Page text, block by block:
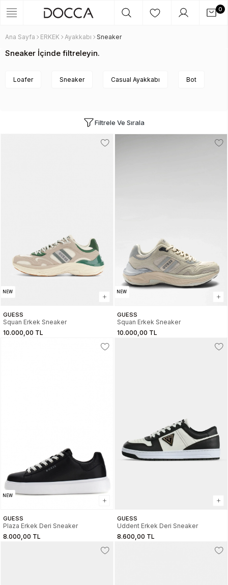
0
Ana Sayfa ERKEK Ayakkabı Sneaker
Sneaker İçinde filtreleyin.
Loafer Sneaker Casual Ayakkabı Bot
Filtrele Ve Sırala
NEW
GUESS
Squan Erkek Sneaker
10.000,00 TL
NEW
GUESS
Squan Erkek Sneaker
10.000,00 TL
NEW
GUESS
Plaza Erkek Deri Sneaker
8.000,00 TL
GUESS
Uddent Erkek Deri Sneaker
8.600,00 TL